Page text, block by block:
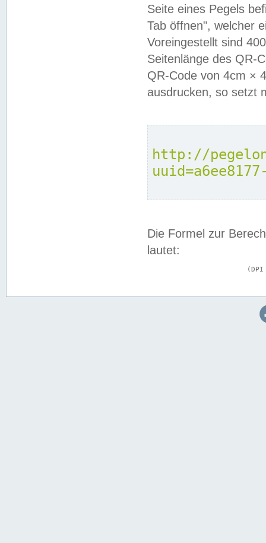
Seite eines Pegels
Tab öffnen", welcher
Voreingestellt sind
Seitenlänge des QR-
QR-Code von 4cm ×
ausdrucken, so setzt
http://
Die Formel zur
lautet: